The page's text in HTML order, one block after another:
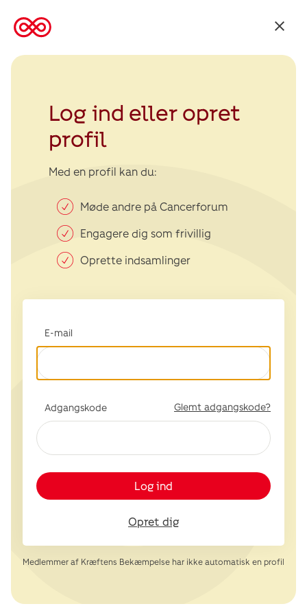
Tilbage
Kræftens
Log ind eller opret
profil
Med en profil kan du:
Møde andre på Cancerforum
Engagere dig som frivillig
Oprette indsamlinger
E-mail
Adgangskode Glemt adgangskode?
Log ind
Opret dig
Medlemmer af Kræftens Bekæmpelse har ikke automatisk en profil